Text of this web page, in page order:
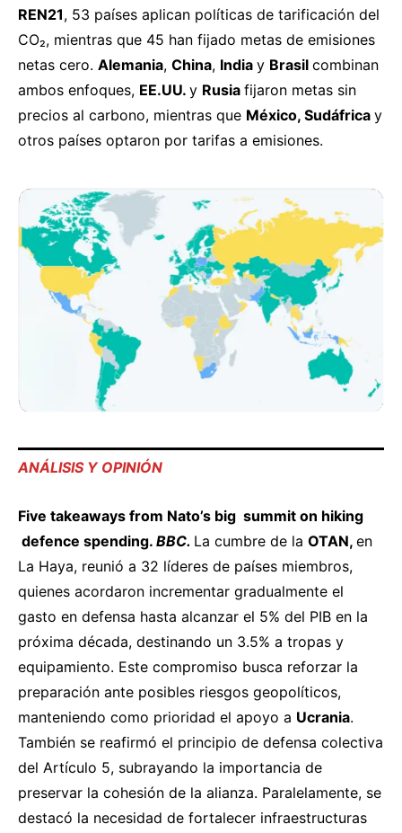
REN21, 53 países aplican políticas de tarificación del
CO₂, mientras que 45 han fijado metas de emisiones
netas cero. Alemania, China, India y Brasil combinan
ambos enfoques, EE.UU. y Rusia fijaron metas sin
precios al carbono, mientras que México, Sudáfrica y
otros países optaron por tarifas a emisiones.
ANÁLISIS Y OPINIÓN
Five takeaways from Nato’s big summit on hiking
defence spending. BBC. La cumbre de la OTAN, en
La Haya, reunió a 32 líderes de países miembros,
quienes acordaron incrementar gradualmente el
gasto en defensa hasta alcanzar el 5% del PIB en la
próxima década, destinando un 3.5% a tropas y
equipamiento. Este compromiso busca reforzar la
preparación ante posibles riesgos geopolíticos,
manteniendo como prioridad el apoyo a Ucrania.
También se reafirmó el principio de defensa colectiva
del Artículo 5, subrayando la importancia de
preservar la cohesión de la alianza. Paralelamente, se
destacó la necesidad de fortalecer infraestructuras